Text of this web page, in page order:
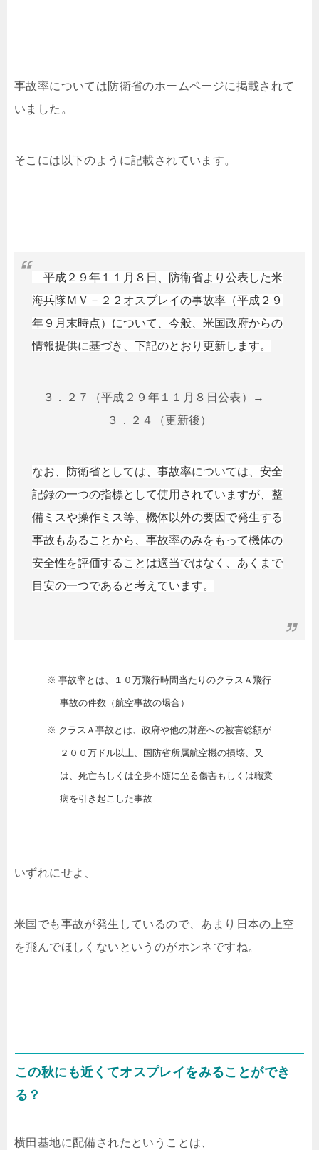
事故率については防衛省のホームページに掲載されて
いました。
そこには以下のように記載されています。
平成２９年１１月８日、防衛省より公表した米
海兵隊ＭＶ－２２オスプレイの事故率（平成２９
年９月末時点）について、今般、米国政府からの
情報提供に基づき、下記のとおり更新します。
３．２７（平成２９年１１月８日公表）→
３．２４（更新後）
なお、防衛省としては、事故率については、安全
記録の一つの指標として使用されていますが、整
備ミスや操作ミス等、機体以外の要因で発生する
事故もあることから、事故率のみをもって機体の
安全性を評価することは適当ではなく、あくまで
目安の一つであると考えています。
※ 事故率とは、１０万飛行時間当たりのクラスＡ飛行
事故の件数（航空事故の場合）
※ クラスＡ事故とは、政府や他の財産への被害総額が
２００万ドル以上、国防省所属航空機の損壊、又
は、死亡もしくは全身不随に至る傷害もしくは職業
病を引き起こした事故
いずれにせよ、
米国でも事故が発生しているので、あまり日本の上空
を飛んでほしくないというのがホンネですね。
この秋にも近くてオスプレイをみることができ
る？
横田基地に配備されたということは、